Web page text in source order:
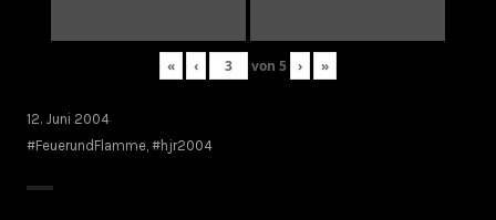
« ‹ von 5 › »
12. Juni 2004
#FeuerundFlamme #hjr2004